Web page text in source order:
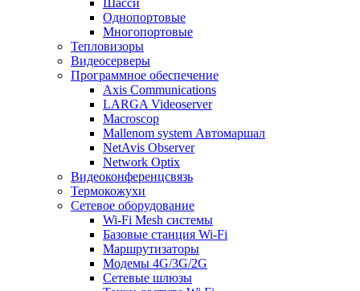
Шасси
Однопортовые
Многопортовые
Тепловизоры
Видеосерверы
Программное обеспечение
Axis Communications
LARGA Videoserver
Macroscop
Mallenom system Автомаршал
NetAvis Observer
Network Optix
Видеоконференцсвязь
Термокожухи
Сетевое оборудование
Wi-Fi Mesh системы
Базовые станция Wi-Fi
Маршрутизаторы
Модемы 4G/3G/2G
Сетевые шлюзы